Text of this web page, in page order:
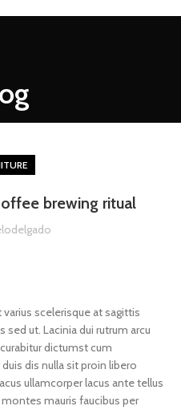
brewing ritual
scelerisque at sagittis
ut. Lacinia dui rutrum arcu
dictumst cum
dis nulla sit proin libero
ullamcorper lacus ante tellus
mauris faucibus per